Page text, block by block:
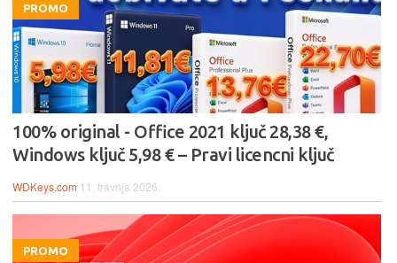
PROMO
100% original - Office 2021 ključ 28,38 €,
Windows ključ 5,98 € – Pravi licencni ključ
WDKeys.com 11. travnja 2026.
PROMO